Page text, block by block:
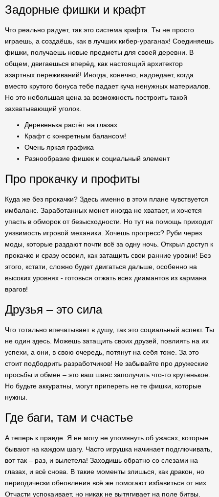
Задорные фишки и крафт
Что реально радует, так это система крафта. Ты не просто
играешь, а создаёшь, как в лучших кибер-ураганах! Соединяешь
фишки, получаешь новые предметы для своей деревни. В
общем, двигаешься вперёд, как настоящий архитектор
азартных переживаний! Иногда, конечно, надоедает, когда
вместо крутого бонуса тебе падает куча ненужных материалов.
Но это небольшая цена за возможность построить такой
захватывающий уголок.
Деревенька растёт на глазах
Крафт с конкретным балансом!
Очень яркая графика
Разнообразие фишек и социальный элемент
Про прокачку и профиты
Куда же без прокачки? Здесь именно в этом плане чувствуется
имбаланс. Заработанных монет иногда не хватает, и хочется
упасть в обморок от безысходности. Но тут на помощь приходит
уязвимость игровой механики. Хочешь прогресс? Руби через
моды, которые раздают почти всё за одну ночь. Открыл доступ к
прокачке и сразу освоил, как затащить свои ранние уровни! Без
этого, кстати, сложно будет двигаться дальше, особенно на
высоких уровнях - готовься отжать всех диамантов из кармана
врагов!
Друзья – это сила
Что тотально впечатывает в душу, так это социальный аспект. Ты
не один здесь. Можешь затащить своих друзей, повлиять на их
успехи, а они, в свою очередь, потянут на себя тоже. За это
стоит подбодрить разработчиков! Не забывайте про дружеские
просьбы и обмен – это ваш шанс заполучить что-то крутенькое.
Но будьте аккуратны, могут припереть не те фишки, которые
нужны.
Где баги, там и счастье
А теперь к правде. Я не могу не упомянуть об ужасах, которые
бывают на каждом шагу. Часто игрушка начинает подглючивать,
вот так – раз, и вылетела! Заходишь обратно со слезами на
глазах, и всё снова. В такие моменты злишься, как дракон, но
периодически обновления всё же помогают избавиться от них.
Отчасти успокаивает, но никак не вытягивает на поле битвы.